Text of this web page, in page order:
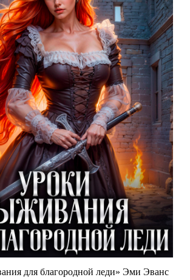
для благородной леди» Эми Эванс